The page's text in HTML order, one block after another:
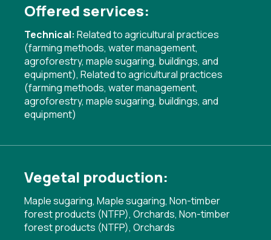
Offered services:
Technical: Related to agricultural practices
(farming methods, water management,
agroforestry, maple sugaring, buildings, and
equipment), Related to agricultural practices
(farming methods, water management,
agroforestry, maple sugaring, buildings, and
equipment)
Vegetal production:
Maple sugaring, Maple sugaring, Non-timber
forest products (NTFP), Orchards, Non-timber
forest products (NTFP), Orchards